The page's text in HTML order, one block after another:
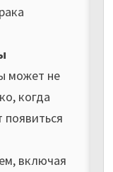
может не
когда
появиться
включая